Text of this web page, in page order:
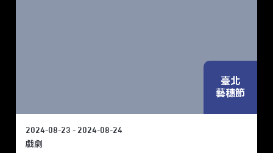
臺北
藝穗節
2024-08-23 - 2024-08-24
戲劇